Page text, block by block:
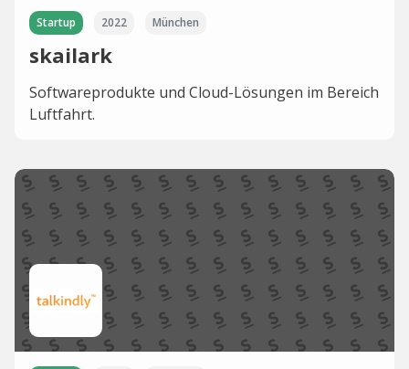
Startup 2022 München
skailark
Softwareprodukte und Cloud-Lösungen im Bereich
Luftfahrt.